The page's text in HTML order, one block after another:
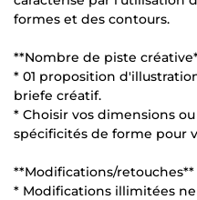
formes et des contours.
**Nombre de piste
* 01 proposition
briefe créatif.
* Choisir vos dimensions
spécificités de forme pour
**Modifications/retouches**
* Modifications illimitées